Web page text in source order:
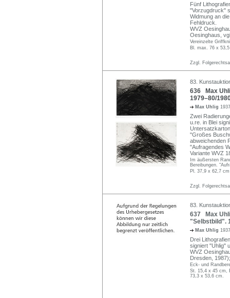
Fünf
"Vorzugdruck"
Widmung an
Fehldruck.
WVZ
Oesinghaus,
Vereinzelte
Bl. max. 76 x
Zzgl.
83.
636 Max
1979–80/
Max Uhlig
Zwei
u.re. in Blei
"Großes
abweichenden
"Aufragendes
Variante WVZ
Im äußersten
Bereibungen.
Pl. 37,9 x 62,7
Zzgl.
83.
637 Max
"Selbstbild".
Max Uhlig
Drei
signiert "Uhlig"
WVZ
Dresden,
Eck- und
St. 15,4 x 45 cm,
73,3 x 53,6 cm.